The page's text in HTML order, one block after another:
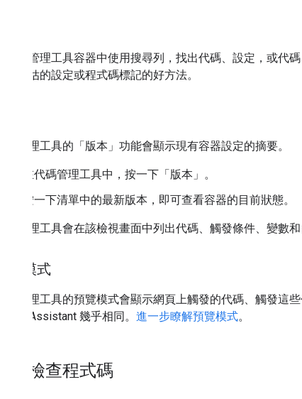
在代碼管理工具容器中使用搜尋列，找出代碼、設定，或
重新評估的設定或程式碼標記的好方法。
代碼管理工具的「版本」 功能會顯示現有容器設定的摘要。
在代碼管理工具中，按一下「版本」 。
按一下清單中的最新版本，即可查看容器的目前狀態。
代碼管理工具會在該檢視畫面中列出代碼、觸發條件、變數和
預覽模式
代碼管理工具的預覽模式會顯示網頁上觸發的代碼、觸發
與 Tag Assistant 幾乎相同。 進一步瞭解預覽模式。
手動檢查程式碼